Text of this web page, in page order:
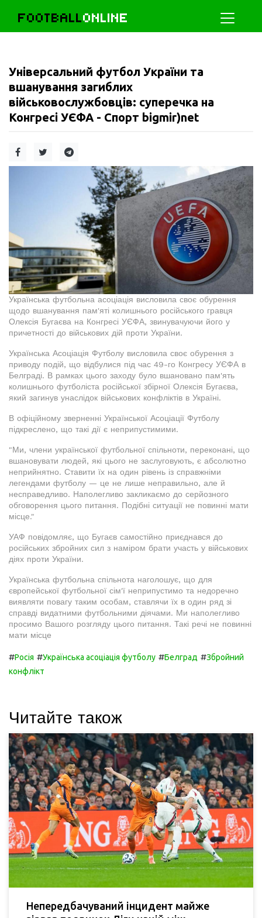
FOOTBALLONLINE
Універсальний футбол України та
вшанування загиблих
військовослужбовців: суперечка на
Конгресі УЄФА - Спорт bigmir)net
Українська футбольна асоціація висловила своє обурення
щодо вшанування пам'яті колишнього російського гравця
Олексія Бугаєва на Конгресі УЄФА, звинувачуючи його у
причетності до військових дій проти України.
Українська Асоціація Футболу висловила своє обурення з
приводу подій, що відбулися під час 49-го Конгресу УЄФА в
Белграді. В рамках цього заходу було вшановано пам'ять
колишнього футболіста російської збірної Олексія Бугаєва,
який загинув унаслідок військових конфліктів в Україні.
В офіційному зверненні Української Асоціації Футболу
підкреслено, що такі дії є неприпустимими.
"Ми, члени української футбольної спільноти, переконані, що
вшановувати людей, які цього не заслуговують, є абсолютно
неприйнятно. Ставити їх на один рівень із справжніми
легендами футболу — це не лише неправильно, але й
несправедливо. Наполегливо закликаємо до серйозного
обговорення цього питання. Подібні ситуації не повинні мати
місце."
УАФ повідомляє, що Бугаєв самостійно приєднався до
російських збройних сил з наміром брати участь у військових
діях проти України.
Українська футбольна спільнота наголошує, що для
європейської футбольної сім'ї неприпустимо та недоречно
виявляти повагу таким особам, ставлячи їх в один ряд зі
справді видатними футбольними діячами. Ми наполегливо
просимо Вашого розгляду цього питання. Такі речі не повинні
мати місце
#Росія #Українська асоціація футболу #Белград #Збройний
конфлікт
Читайте також
Непередбачуваний інцидент майже